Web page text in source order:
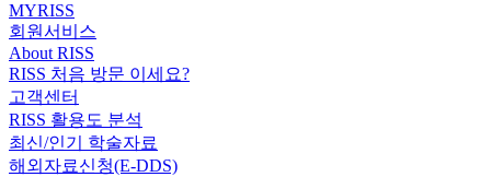
MYRISS
회원서비스
About RISS
RISS 처음 방문 이세요?
고객센터
RISS 활용도 분석
최신/인기 학술자료
해외자료신청(E-DDS)